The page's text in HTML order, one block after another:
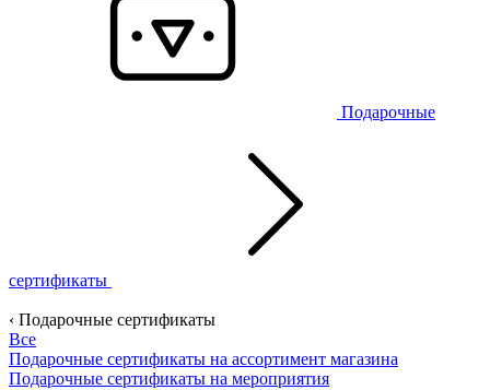
Подарочные
сертификаты
‹ Подарочные сертификаты
Все
Подарочные сертификаты на ассортимент магазина
Подарочные сертификаты на мероприятия